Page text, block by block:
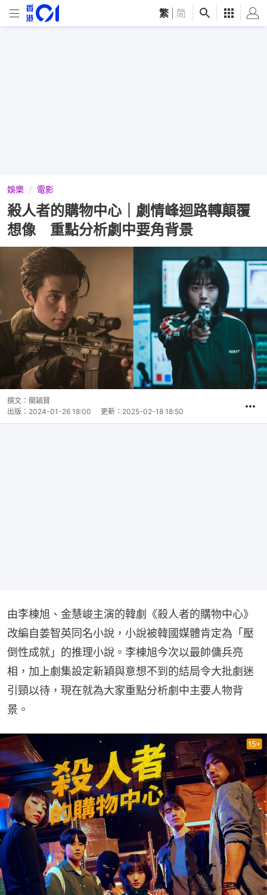
繁 简
娛樂 電影
殺人者的購物中心｜劇情峰迴路轉顛覆
想像 重點分析劇中要角背景
撰文： 關穎賢
出版： 2024-01-26 18:00 更新： 2025-02-18 18:50
由李棟旭、金慧峻主演的韓劇《殺人者的購物中心》
改編自姜智英同名小說，小說被韓國媒體肯定為「壓
倒性成就」的推理小說。李棟旭今次以最帥傭兵亮
相，加上劇集設定新穎與意想不到的結局令大批劇迷
引頸以待，現在就為大家重點分析劇中主要人物背
景。